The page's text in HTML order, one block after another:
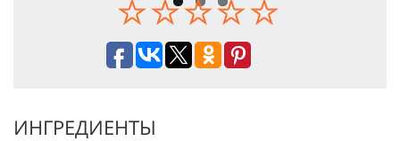
ИНГРЕДИЕНТЫ